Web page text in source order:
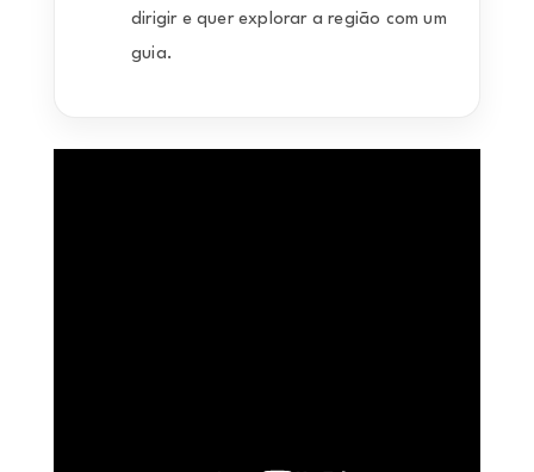
dirigir e quer explorar a região com um
guia.